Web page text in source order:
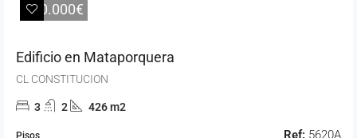
180.000€
Edificio en Mataporquera
CL CONSTITUCION
3 2 426 m2
Pisos Ref: 5620A